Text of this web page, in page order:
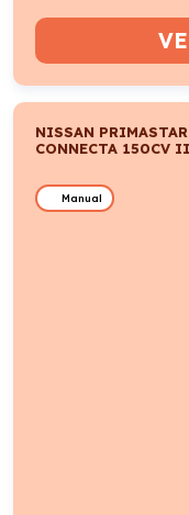
NISSAN
CONNECTA 150CV II
Manual